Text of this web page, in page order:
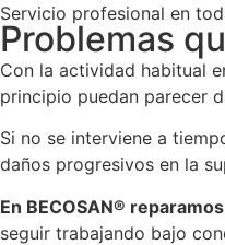
Servicio profesional en
Problemas
Con la actividad habitual
principio puedan parecer
Si no se interviene a
daños progresivos en la
En BECOSAN®
seguir trabajando bajo